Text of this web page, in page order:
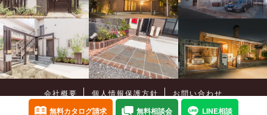
会社概要 個人情報保護方針
お問い合わせ
Copyright©癒樹工房All Rights Reserved.
無料カタログ請求 無料相談会 LINE相談